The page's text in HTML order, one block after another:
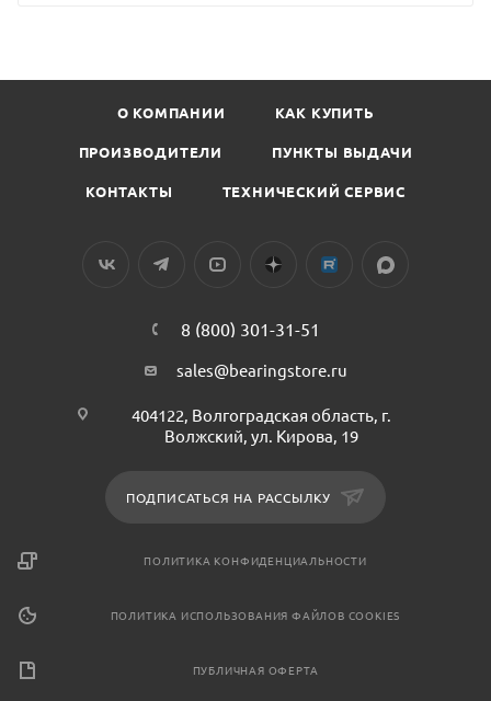
О КОМПАНИИ КАК КУПИТЬ
ПРОИЗВОДИТЕЛИ ПУНКТЫ ВЫДАЧИ
КОНТАКТЫ ТЕХНИЧЕСКИЙ СЕРВИС
8 (800) 301-31-51
sales@bearingstore.ru
404122, Волгоградская область, г.
Волжский, ул. Кирова, 19
ПОДПИСАТЬСЯ НА РАССЫЛКУ
ПОЛИТИКА КОНФИДЕНЦИАЛЬНОСТИ
ПОЛИТИКА ИСПОЛЬЗОВАНИЯ ФАЙЛОВ COOKIES
ПУБЛИЧНАЯ ОФЕРТА